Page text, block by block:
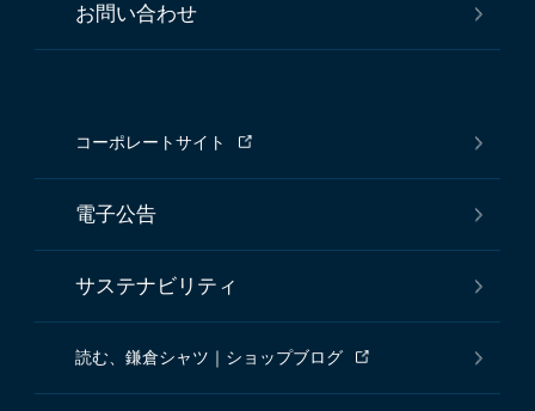
お問い合わせ
コーポレートサイト
電子公告
サステナビリティ
読む、鎌倉シャツ｜ショップブログ